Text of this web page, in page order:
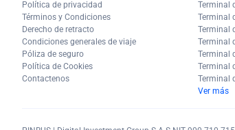
Política de privacidad
Términos y Condiciones
Derecho de retracto
Condiciones generales de viaje
Póliza de seguro
Política de Cookies
Contactenos
Terminal
Terminal
Terminal
Terminal
Terminal
Terminal
Terminal
Ver más